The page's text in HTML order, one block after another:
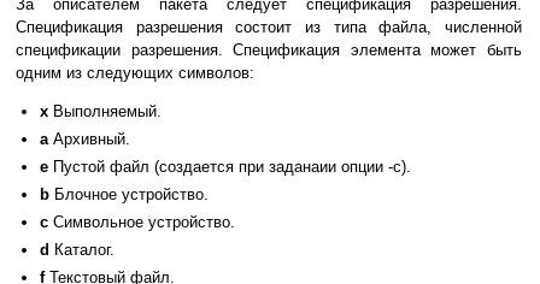
За описателем пакета следует спецификация разрешения.
Спецификация разрешения состоит из типа файла, численной
спецификации разрешения. Спецификация элемента может быть
одним из следующих символов:
x Выполняемый.
aАрхивный.
e Пустой файл (создается при заданаии опции -c).
b Блочное устройство.
c Символьное устройство.
d Каталог.
fТекстовый файл.